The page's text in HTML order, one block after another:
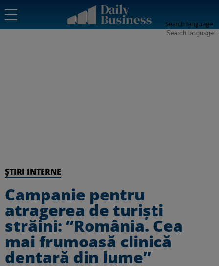
Search language
ȘTIRI INTERNE
Campanie pentru
atragerea de turiști
străini: ”România. Cea
mai frumoasă clinică
dentară din lume”